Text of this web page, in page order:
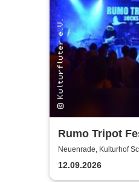
Rumo Tripot
Dein Festival
Neuenrade, Kulturhof
12.09.2026